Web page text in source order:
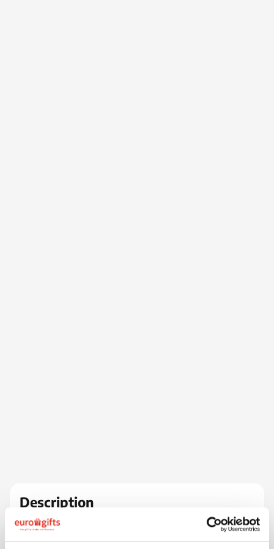
Description
Un grand format pour vos courses! Sac shopping
grand format, fabriqué à 80% en PET (bouteilles